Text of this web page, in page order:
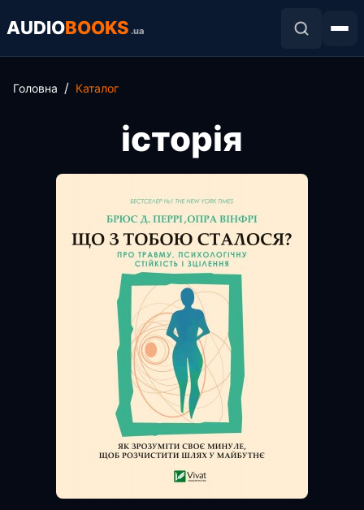
AUDIOBOOKS .ua
Головна Каталог
історія